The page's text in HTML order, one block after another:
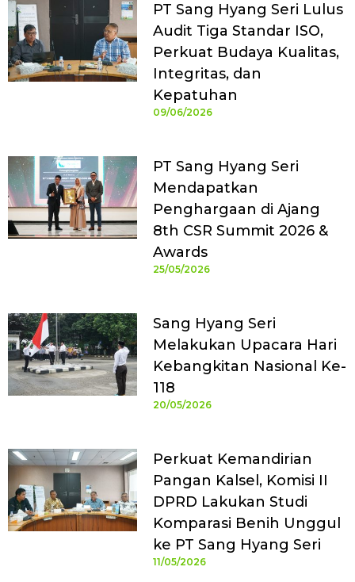
PT Sang Hyang Seri Lulus
Audit Tiga Standar ISO,
Perkuat Budaya Kualitas,
Integritas, dan
Kepatuhan
09/06/2026
PT Sang Hyang Seri
Mendapatkan
Penghargaan di Ajang
8th CSR Summit 2026 &
Awards
25/05/2026
Sang Hyang Seri
Melakukan Upacara Hari
Kebangkitan Nasional Ke-
118
20/05/2026
Perkuat Kemandirian
Pangan Kalsel, Komisi II
DPRD Lakukan Studi
Komparasi Benih Unggul
ke PT Sang Hyang Seri
11/05/2026